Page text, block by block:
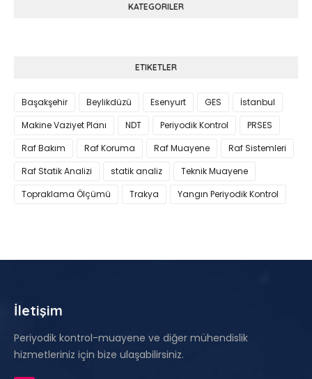
KATEGORILER
ETIKETLER
Başakşehir Beylikdüzü Esenyurt GES
İstanbul
Makine Vaziyet Planı
NDT Periyodik Kontrol
PRSES
Raf Bakım
Raf Koruma Raf Muayene
Raf Sistemleri
Raf Statik Analizi
statik analiz
Teknik Muayene
Topraklama Ölçümü
Trakya Yangın Periyodik Kontrol
İletişim
Periyodik kontrol-muayene ve diğer mühendislik
hizmetleriniz için bize ulaşabilirsiniz.